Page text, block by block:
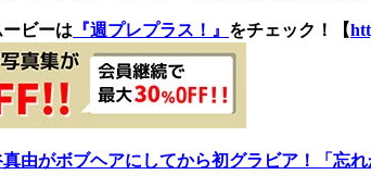
ビーは 『週プレプラス！』 をチェック！【
がボブヘアにしてから初グラビア！「忘